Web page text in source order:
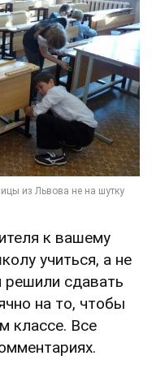
к вашему
учиться, а не
решили сдавать
на то, чтобы
классе. Все